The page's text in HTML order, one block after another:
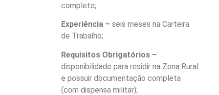
completo;
Experiência – seis meses na Carteira
de Trabalho;
Requisitos Obrigatórios –
disponibilidade para residir na Zona Rural
e possuir documentação completa
(com dispensa militar);